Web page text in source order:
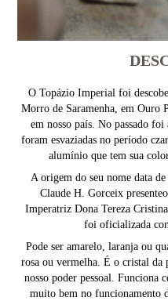
O Topázio Imperial foi
Morro de Saramenha, em Ouro
em nosso país. No passado foi
foram esvaziadas no período
alumínio que tem sua
A origem do seu nome data
Claude H. Gorceix
Imperatriz Dona Tereza
foi oficializada
Pode ser amarelo, laranja ou
rosa ou vermelha. É o cristal da
nosso poder pessoal. Funciona
muito bem no funcionamento